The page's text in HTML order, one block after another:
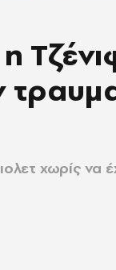
χωρίς να